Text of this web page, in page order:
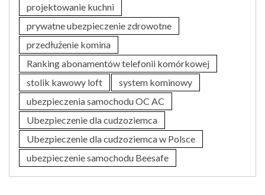
projektowanie kuchni
prywatne ubezpieczenie zdrowotne
przedłużenie komina
Ranking abonamentów telefonii komórkowej
stolik kawowy loft
system kominowy
ubezpieczenia samochodu OC AC
Ubezpieczenie dla cudzoziemca
Ubezpieczenie dla cudzoziemca w Polsce
ubezpieczenie samochodu Beesafe